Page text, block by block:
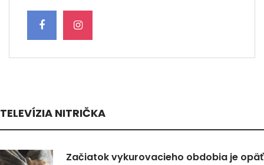
TELEVÍZIA NITRIČKA
Začiatok vykurovacieho obdobia je opäť